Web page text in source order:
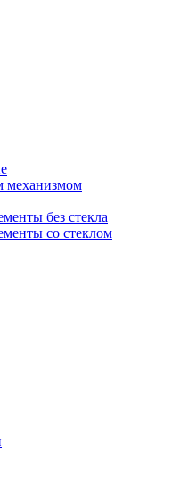
механизмом
без стекла
со стеклом